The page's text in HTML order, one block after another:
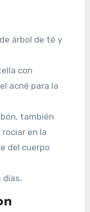
árbol de té y
con
acné para la
también
en la
del cuerpo
días.